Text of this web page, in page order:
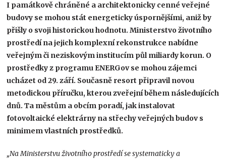
I památkově chráněné a architektonicky cenné veřejné
budovy se mohou stát energeticky úspornějšími, aniž by
přišly o svoji historickou hodnotu. Ministerstvo životního
prostředí na jejich komplexní rekonstrukce nabídne
veřejným či neziskovým institucím půl miliardy korun. O
prostředky z programu ENERGov se mohou zájemci
ucházet od 29. září. Současně resort připravil novou
metodickou příručku, kterou zveřejní během následujících
dnů. Ta městům a obcím poradí, jak instalovat
fotovoltaické elektrárny na střechy veřejných budov s
minimem vlastních prostředků.
„Na Ministerstvu životního prostředí se systematicky a